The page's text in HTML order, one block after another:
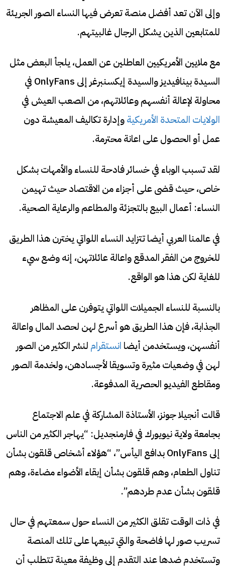
وإلى الآن تعد أفضل منصة تعرض فيها النساء الصور الجريئة
للمتابعين الذين يشكل الرجال غالبيتهم.
مع ملايين الأمريكيين العاطلين عن العمل، يلجأ البعض مثل
السيدة بينافيديز والسيدة إيكسنبرغر إلى OnlyFans في
محاولة لإعالة أنفسهم وعائلاتهم، من الصعب العيش في
الولايات المتحدة الأمريكيةوإدارة تكاليف المعيشة دون
عمل أو الحصول على اعانة محترمة.
لقد تسبب الوباء في خسائر فادحة للنساء والأمهات بشكل
خاص، حيث قضى على أجزاء من الاقتصاد حيث تهيمن
النساء: أعمال البيع بالتجزئة والمطاعم والرعاية الصحية.
في عالمنا العربي أيضا تتزايد النساء اللواتي يخترن هذا الطريق
للخروج من الفقر المدقع واعالة عائلاتهن، إنه وضع سيء
للغاية لكن هذا هو الواقع.
بالنسبة للنساء الجميلات اللواتي يتوفرن على المظاهر
الجذابة، فإن هذا الطريق هو أسرع لهن لحصد المال واعالة
أنفسهن، ويستخدمن أيضا انستقرام لنشر الكثير من الصور
لهن في وضعيات مثيرة وتسويقا لأجسادهن، ولخدمة الصور
ومقاطع الفيديو الحصرية المدفوعة.
قالت أنجيلا جونز، الأستاذة المشاركة في علم الاجتماع
بجامعة ولاية نيويورك في فارمنجديل: “يهاجر الكثير من الناس
إلى OnlyFans بدافع اليأس”، “هؤلاء أشخاص قلقون بشأن
تناول الطعام، وهم قلقون بشأن إبقاء الأضواء مضاءة، وهم
قلقون بشأن عدم طردهم”.
في ذات الوقت تقلق الكثير من النساء حول سمعتهم في حال
تسريب صور لها فاضحة والتي تبيعها على تلك المنصة
وتستخدم ضدها عند التقدم إلى وظيفة معينة تتطلب أن